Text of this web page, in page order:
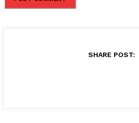
SHARE POST: